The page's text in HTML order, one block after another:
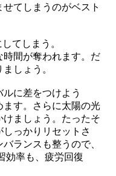
てしまうのがベスト
てしまう。
時間が奪われます。だ
しょう。
に差をつけよう
す。さらに太陽の光
ましょう。たったそ
っかりリセットさ
ランスも整うので、
効率も、疲労回復